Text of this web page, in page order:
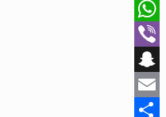
X
WhatsApp
Viber
Snapchat
Email